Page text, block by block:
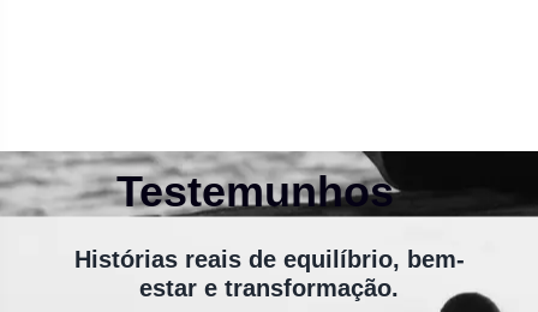
Testemunhos
Histórias reais de equilíbrio, bem-
estar e transformação.